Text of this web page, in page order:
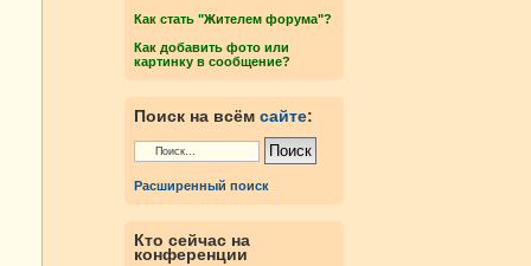
Как стать "Жителем форума"?
Как добавить фото или
картинку в сообщение?
Поиск на всём сайте:
Расширенный поиск
Кто сейчас на
конференции